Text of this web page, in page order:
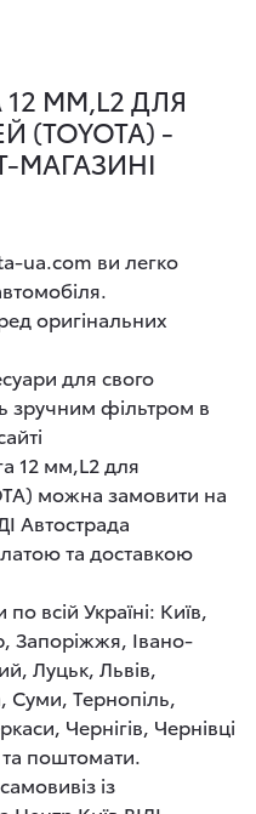
12 ММ,L2 ДЛЯ
(TOYOTA) -
МАГАЗИНІ
ua.com ви легко
оригінальних
для свого
зручним фільтром в
12 мм,L2 для
можна замовити на
Автострада
та доставкою
всій Україні: Київ,
Запоріжжя, Івано-
Луцьк, Львів,
Суми, Тернопіль,
Чернігів, Чернівці
поштомати.
із